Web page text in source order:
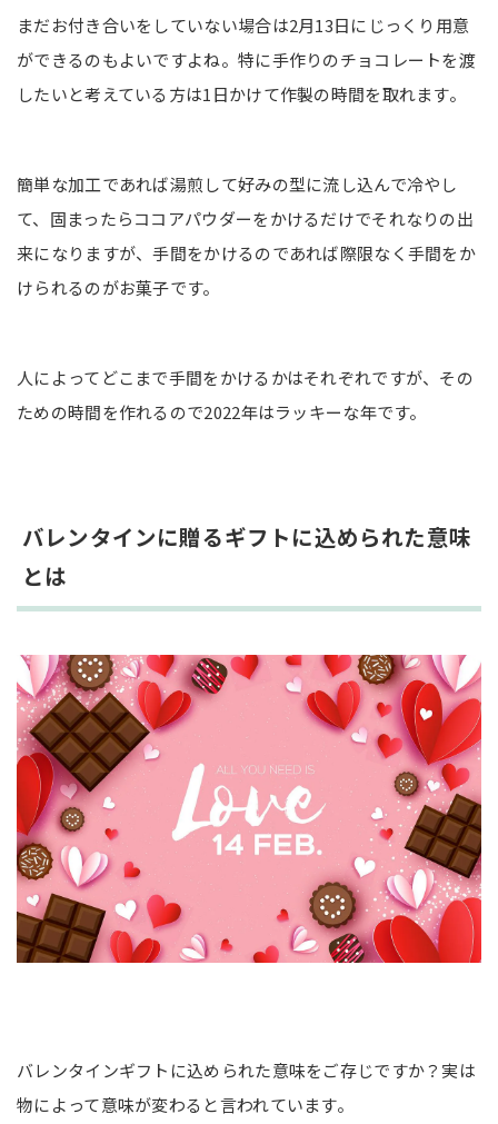
まだお付き合いをしていない場合は2月13日にじっくり用意
ができるのもよいですよね。特に手作りのチョコレートを渡
したいと考えている方は1日かけて作製の時間を取れます。
簡単な加工であれば湯煎して好みの型に流し込んで冷やし
て、固まったらココアパウダーをかけるだけでそれなりの出
来になりますが、手間をかけるのであれば際限なく手間をか
けられるのがお菓子です。
人によってどこまで手間をかけるかはそれぞれですが、その
ための時間を作れるので2022年はラッキーな年です。
バレンタインに贈るギフトに込められた意味
とは
バレンタインギフトに込められた意味をご存じですか？実は
物によって意味が変わると言われています。